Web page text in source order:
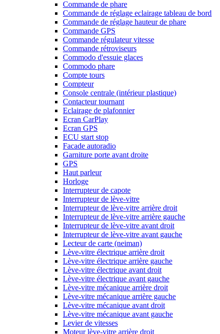
Commande de phare
Commande de réglage eclairage tableau de bord
Commande de réglage hauteur de phare
Commande GPS
Commande régulateur vitesse
Commande rétroviseurs
Commodo d'essuie glaces
Commodo phare
Compte tours
Compteur
Console centrale (intérieur plastique)
Contacteur tournant
Eclairage de plafonnier
Ecran CarPlay
Ecran GPS
ECU start stop
Facade autoradio
Garniture porte avant droite
GPS
Haut parleur
Horloge
Interrupteur de capote
Interrupteur de lève-vitre
Interrupteur de lève-vitre arrière droit
Interrupteur de lève-vitre arrière gauche
Interrupteur de lève-vitre avant droit
Interrupteur de lève-vitre avant gauche
Lecteur de carte (neiman)
Lève-vitre électrique arrière droit
Lève-vitre électrique arrière gauche
Lève-vitre électrique avant droit
Lève-vitre électrique avant gauche
Lève-vitre mécanique arrière droit
Lève-vitre mécanique arrière gauche
Lève-vitre mécanique avant droit
Lève-vitre mécanique avant gauche
Levier de vitesses
Moteur lève-vitre arrière droit